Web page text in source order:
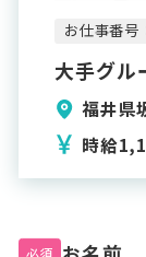
お仕事番
大手グル
福井県
時給